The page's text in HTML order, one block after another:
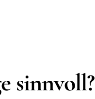
sinnvoll?